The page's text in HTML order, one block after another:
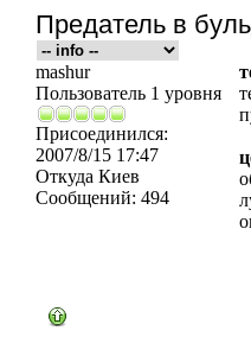
Предатель в
mashur
Пользователь 1 уровня
Присоединился:
2007/8/15 17:47
Откуда Киев
Сообщений: 494